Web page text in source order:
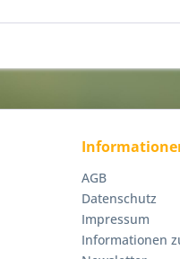
AGB
Datenschutz
Impressum
Informationen